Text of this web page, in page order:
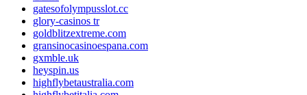
gatesofolympusslot.cc
glory-casinos tr
goldblitzextreme.com
gransinocasinoespana.com
gxmble.uk
heyspin.us
highflybetaustralia.com